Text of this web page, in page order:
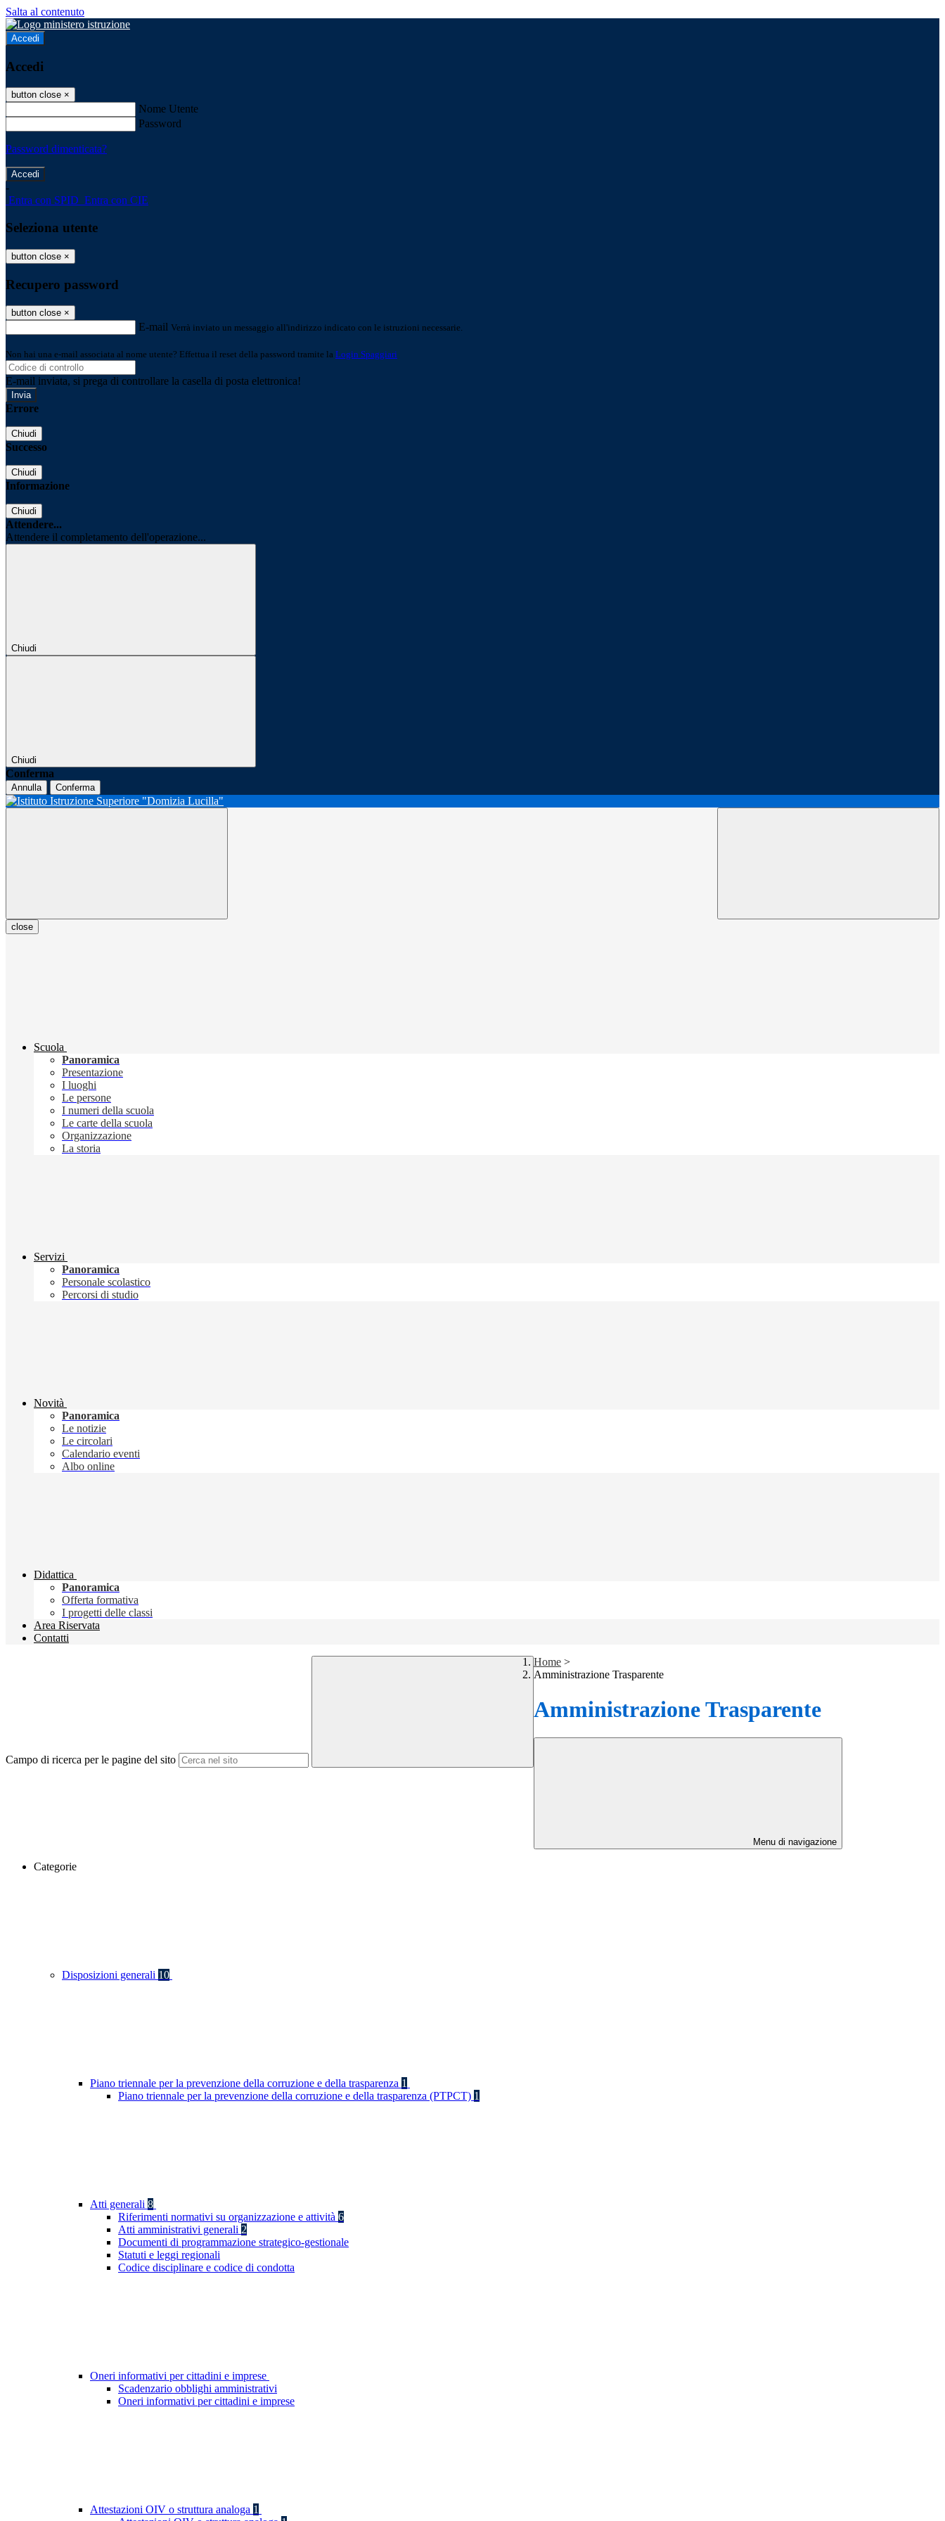
Salta al contenuto
Accedi
Accedi
button close ×
Nome Utente
Password
Password dimenticata?
-
Entra con SPID Entra con CIE
Seleziona utente
button close ×
Recupero password
button close ×
E-mail Verrà inviato un messaggio all'indirizzo indicato con le istruzioni necessarie.
Non hai una e-mail associata al nome utente? Effettua il reset della password tramite la Login Spaggiari
E-mail inviata, si prega di controllare la casella di posta elettronica!
Errore
Chiudi
Successo
Chiudi
Informazione
Chiudi
Attendere...
Attendere il completamento dell'operazione...
Chiudi
Chiudi
Conferma
Annulla Conferma
close
Scuola
Panoramica
Presentazione
I luoghi
Le persone
I numeri della scuola
Le carte della scuola
Organizzazione
La storia
Servizi
Panoramica
Personale scolastico
Percorsi di studio
Novità
Panoramica
Le notizie
Le circolari
Calendario eventi
Albo online
Didattica
Panoramica
Offerta formativa
I progetti delle classi
Area Riservata
Contatti
Campo di ricerca per le pagine del sito
Home >
Amministrazione Trasparente
Amministrazione Trasparente
Menu di navigazione
Categorie
Disposizioni generali 10
Piano triennale per la prevenzione della corruzione e della trasparenza 1
Piano triennale per la prevenzione della corruzione e della trasparenza (PTPCT) 1
Atti generali 8
Riferimenti normativi su organizzazione e attività 6
Atti amministrativi generali 2
Documenti di programmazione strategico-gestionale
Statuti e leggi regionali
Codice disciplinare e codice di condotta
Oneri informativi per cittadini e imprese
Scadenzario obblighi amministrativi
Oneri informativi per cittadini e imprese
Attestazioni OIV o struttura analoga 1